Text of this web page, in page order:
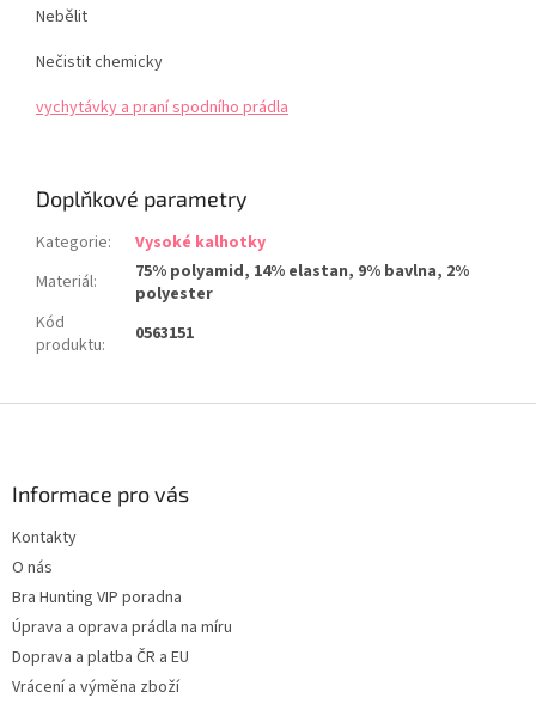
Nebělit
Nečistit chemicky
vychytávky a praní spodního prádla
Doplňkové parametry
Kategorie:
Vysoké kalhotky
Materiál:
75% polyamid, 14% elastan, 9% bavlna, 2%
polyester
Kód
produktu: 0563151
Informace pro vás
Kontakty
O nás
Bra Hunting VIP poradna
Úprava a oprava prádla na míru
Doprava a platba ČR a EU
Vrácení a výměna zboží